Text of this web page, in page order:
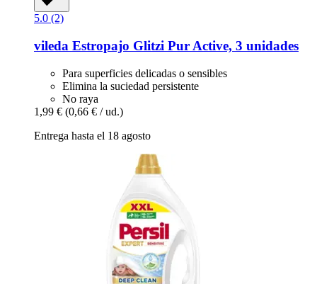
5.0 (2)
vileda Estropajo Glitzi Pur Active, 3 unidades
Para superficies delicadas o sensibles
Elimina la suciedad persistente
No raya
1,99 € (0,66 € / ud.)
Entrega hasta el 18 agosto